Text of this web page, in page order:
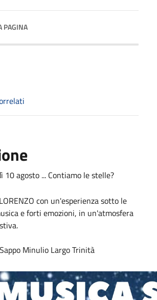
PAGINA
10 agosto ... Contiamo le stelle?
con un'esperienza sotto le
e forti emozioni, in un'atmosfera
Minulio Largo Trinità